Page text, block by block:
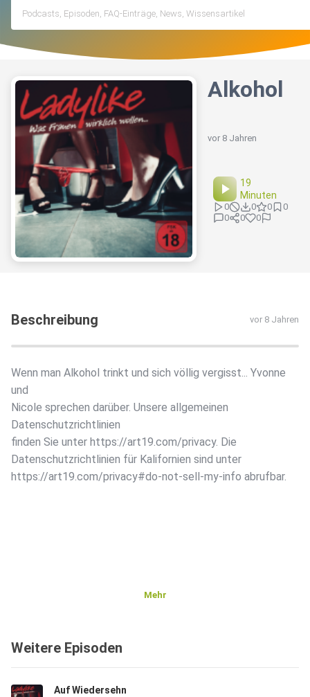
Alkohol
vor 8 Jahren
19
Minuten
0 0 0
0
0
0 0
Beschreibung vor 8 Jahren
Wenn man Alkohol trinkt und sich völlig vergisst... Yvonne
und
Nicole sprechen darüber. Unsere allgemeinen
Datenschutzrichtlinien
finden Sie unter https://art19.com/privacy. Die
Datenschutzrichtlinien für Kalifornien sind unter
https://art19.com/privacy#do-not-sell-my-info abrufbar.
Mehr
Weitere Episoden
Auf Wiedersehn